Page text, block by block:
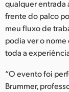
qualquer entrada
frente do palco
meu fluxo de
podia ver o
toda a
“O evento foi
Brummer,